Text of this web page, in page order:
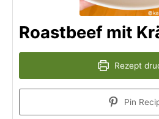
Roastbeef mit
Rezept
Pin